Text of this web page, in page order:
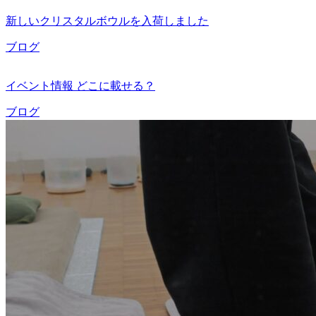
新しいクリスタルボウルを入荷しました
ブログ
イベント情報 どこに載せる？
ブログ